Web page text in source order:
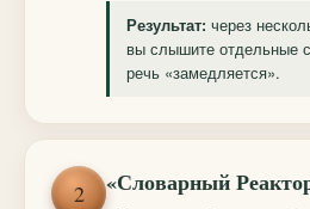
Результат: через
вы слышите отдельные
речь «замедляется».
2 «Словарный